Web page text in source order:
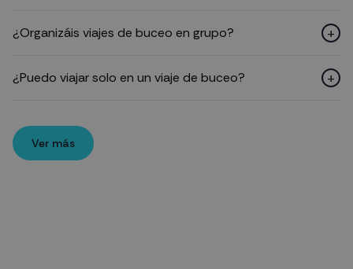
¿Organizáis viajes de buceo en grupo? +
¿Puedo viajar solo en un viaje de buceo? +
Ver más